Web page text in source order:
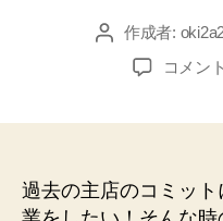
投 作成者:
【Git】
ミ
ッ
コメン
過去の主店のコミッ